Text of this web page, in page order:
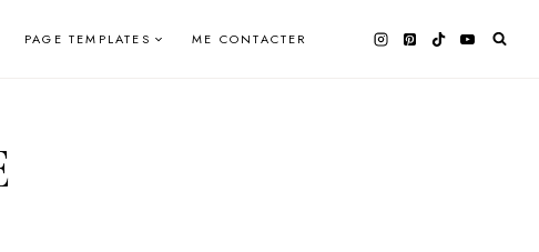
PAGE TEMPLATES ME CONTACTER